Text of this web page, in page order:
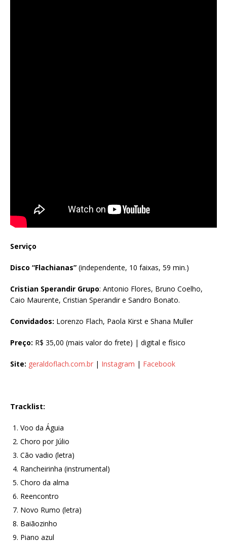
Serviço
Disco “Flachianas” (independente, 10 faixas, 59 min.)
Cristian Sperandir Grupo: Antonio Flores, Bruno Coelho,
Caio Maurente, Cristian Sperandir e Sandro Bonato.
Convidados: Lorenzo Flach, Paola Kirst e Shana Muller
Preço: R$ 35,00 (mais valor do frete) | digital e físico
Site: geraldoflach.com.br | Instagram | Facebook
Tracklist:
Voo da Águia
Choro por Júlio
Cão vadio (letra)
Rancheirinha (instrumental)
Choro da alma
Reencontro
Novo Rumo (letra)
Baiãozinho
Piano azul